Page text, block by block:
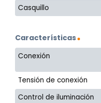
Casquillo
Características
Conexión
Tensión de conexión
Control de iluminación